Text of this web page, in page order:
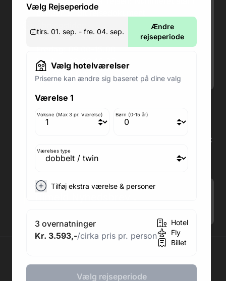
Vælg Rejseperiode
tirs. 01. sep. - fre. 04. sep.
Ændre
rejseperiode
Vælg hotelværelser
Priserne kan ændre sig baseret på dine valg
Værelse 1
Voksne (Max 3 pr. Værelse) Børn (0-15 år)
Værelses type
Tilføj ekstra værelse & personer
3 overnatninger
Kr. 3.593,-/cirka pris pr. person
Hotel
Fly
Billet
Vælg rejseperiode
bunden af dit rejsedokument
Man-Ons: 09.00-18.00
Lørdag: 09.00-12.00
Søndag: Lukket
Adresse butik: Fodboldpakker ApS Rosendal 1C
2860 Søborg
Medlem af rejsegarantifonden: 3350
Adresse kontor: Fodboldpakker ApS Rosendal 1C
2860 Søborg
CVR: 41967218